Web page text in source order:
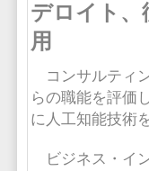
デロイト、
用
コンサルティ
らの職能を評価
に人工知能技術
ビジネス・イ